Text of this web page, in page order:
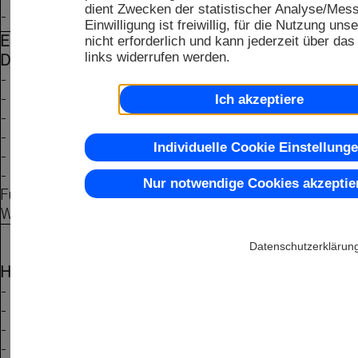
dient Zwecken der statistischer Analyse/
Einwilligung ist freiwillig, für die Nutzung
nicht erforderlich und kann jederzeit über
links widerrufen werden.
Ich akzeptiere
Individuelle Cookie
Nur notwendige Cookies
- EA eDIPTFT43-A
Editor, Compiler, Beispiele und
Demos
- EA eDIP128-6
- EA eDIP160-7
- EA eDIP240-7
- EA eDIP320-8
- EA eDIPTFT32-A
- EA eDIPTFT43-A
Für Windows 2000, XP, Vista,
Windows 7 & 8
Hilfedateien
- EA eDIP128-6
- EA eDIP160-7
- EA eDIP240-7
- EA eDIP320-8